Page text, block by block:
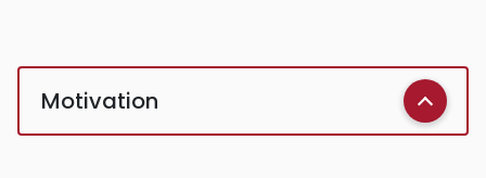
Motivation